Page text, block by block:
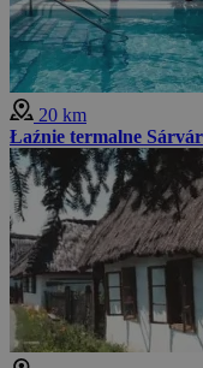
20 km
Łaźnie termalne Sárvár